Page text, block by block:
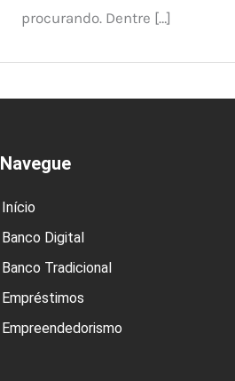
procurando. Dentre […]
Navegue
Início
Banco Digital
Banco Tradicional
Empréstimos
Empreendedorismo